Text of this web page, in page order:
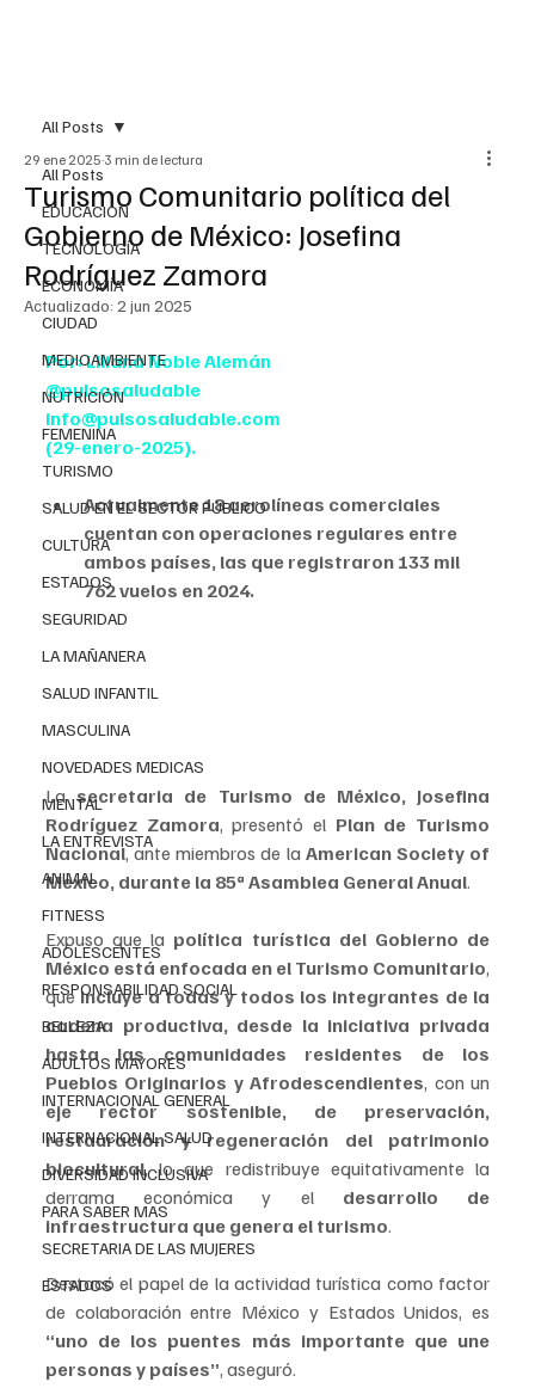
All Posts
EDUCACIÓN
TECNOLOGÍA
ECONOMÍA
CIUDAD
MEDIOAMBIENTE
NUTRICIÓN
FEMENINA
TURISMO
SALUD EN EL SECTOR PÚBLICO
CULTURA
ESTADOS
SEGURIDAD
LA MAÑANERA
SALUD INFANTIL
MASCULINA
NOVEDADES MEDICAS
MENTAL
LA ENTREVISTA
ANIMAL
FITNESS
ADOLESCENTES
RESPONSABILIDAD SOCIAL
BELLEZA
ADULTOS MAYORES
INTERNACIONAL GENERAL
INTERNACIONAL SALUD
DIVERSIDAD INCLUSIVA
PARA SABER MAS
SECRETARIA DE LAS MUJERES
ESTADOS
All Posts
Turismo Comunitario política del
Gobierno de México: Josefina
Rodríguez Zamora
29 ene 2025 3 min de lectura
Actualizado: 2 jun 2025
Por: Liliana Noble Alemán
@pulsosaludable
info@pulsosaludable.com
(29-enero-2025).
Actualmente 18 aerolíneas comerciales
cuentan con operaciones regulares entre
ambos países, las que registraron 133 mil
762 vuelos en 2024.
La secretaria de Turismo de México, Josefina
Rodríguez Zamora, presentó el Plan de Turismo
Nacional, ante miembros de la American Society of
Mexico, durante la 85ª Asamblea General Anual.
Expuso que la política turística del Gobierno de
México está enfocada en el Turismo Comunitario,
que incluye a todas y todos los integrantes de la
cadena productiva, desde la iniciativa privada
hasta las comunidades residentes de los
Pueblos Originarios y Afrodescendientes
eje rector sostenible, de preservación,
restauración y regeneración del patrimonio
biocultural, lo que redistribuye equitativamente la
derrama económica y el desarrollo de
infraestructura que genera el turismo.
Destacó el papel de la actividad turística como factor
“uno de los puentes más importante que une
personas y países”, aseguró.